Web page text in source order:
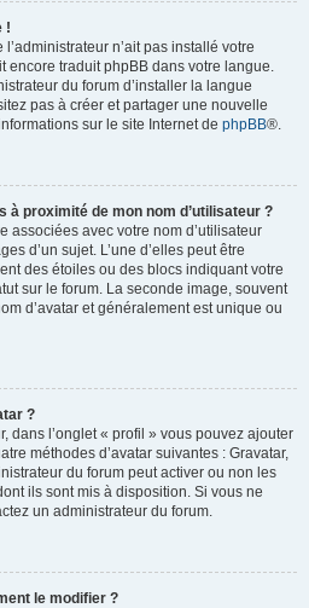
!
n’ait pas installé votre
encore traduit phpBB dans votre langue.
du forum d’installer la langue
pas à créer et partager une nouvelle
sur le site Internet de phpBB®.
à proximité de mon nom d’utilisateur ?
associées avec votre nom d’utilisateur
d’un sujet. L’une d’elles peut être
des étoiles ou des blocs indiquant votre
sur le forum. La seconde image, souvent
d’avatar et généralement est unique ou
?
dans l’onglet « profil » vous pouvez ajouter
méthodes d’avatar suivantes : Gravatar,
du forum peut activer ou non les
ils sont mis à disposition. Si vous ne
un administrateur du forum.
le modifier ?